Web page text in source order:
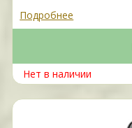
Подробнее
Нет в наличии